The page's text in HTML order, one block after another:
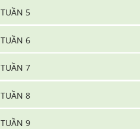
TUẦN 5
TUẦN 6
TUẦN 7
TUẦN 8
TUẦN 9